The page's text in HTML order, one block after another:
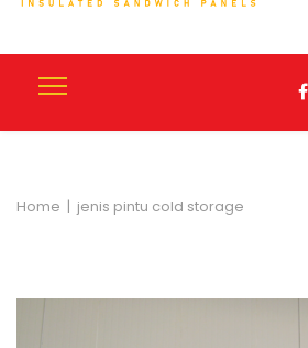
Home | jenis pintu cold storage